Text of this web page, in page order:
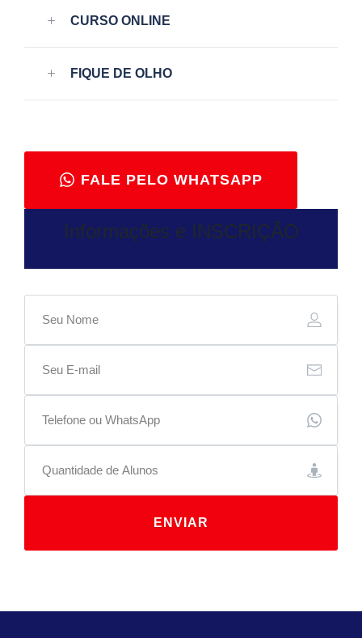
CURSO ONLINE
FIQUE DE OLHO
FALE PELO WHATSAPP
Informações e INSCRIÇÃO
ENVIAR